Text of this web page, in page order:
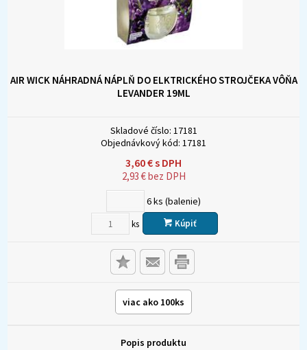
AIR WICK NÁHRADNÁ NÁPLŇ DO ELKTRICKÉHO STROJČEKA VÔŇA
LEVANDER 19ML
Skladové číslo: 17181
Objednávkový kód: 17181
3,60€s DPH
2,93€bez DPH
6ks (balenie)
ks Kúpiť
viac ako 100ks
Popis produktu